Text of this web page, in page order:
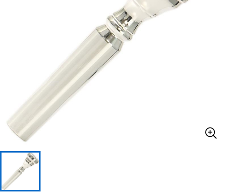
管楽器
アンプ